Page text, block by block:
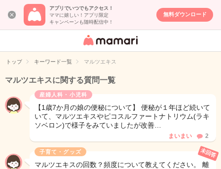
アプリでいつでもアクセス！
ママに嬉しい！アプリ限定
キャンペーンも随時配信中！
無料ダウンロード
女性専用匿名QA
イト
トップ キーワード一覧 マルツエキス
マルツエキスに関する質問一覧
産婦人科・小児科
【1歳7か月の娘の便秘について】 便秘が１年ほど続いて
いて、マルツエキスやピコスルファートナトリウム(ラキ
ソベロン)で様子をみていましたが改善…
まいまい 2
子育て・グッズ
マルツエキスの回数？頻度について教えてください。 離
未回答